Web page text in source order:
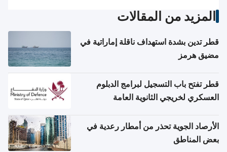
المزيد من المقالات
قطر تدين بشدة استهداف ناقلة إماراتية في
مضيق هرمز
قطر تفتح باب التسجيل لبرامج الدبلوم
العسكري لخريجي الثانوية العامة
الأرصاد الجوية تحذر من أمطار رعدية في
بعض المناطق